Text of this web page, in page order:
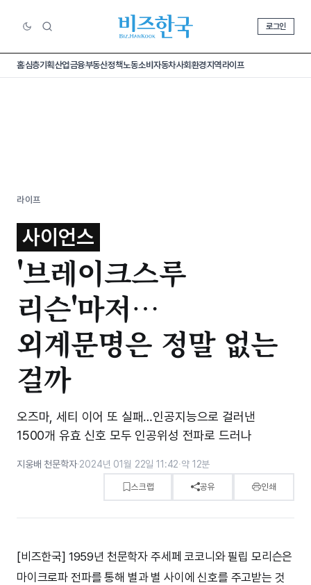
로그인
홈심층기획산업금융부동산정책노동소비 자동차사회환경지역라이프
라이프
사이언스
'브레이크스루
리슨'마저…
외계문명은 정말 없는
걸까
오즈마, 세티 이어 또 실패…인공지능으로 걸러낸
1500개 유효 신호 모두 인공위성 전파로 드러나
지웅배 천문학자·2024년 01월 22일 11:42·약 12분
스크랩 공유 인쇄
[비즈한국] 1959년 천문학자 주세페 코코니와 필립 모리슨은
마이크로파 전파를 통해 별과 별 사이에 신호를 주고받는 것